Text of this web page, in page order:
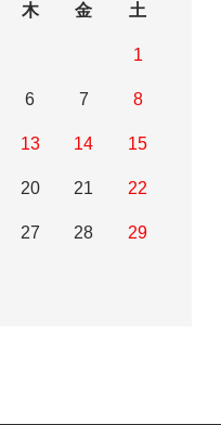
木 金 土
1
6 7 8
13 14 15
20 21 22
27 28 29